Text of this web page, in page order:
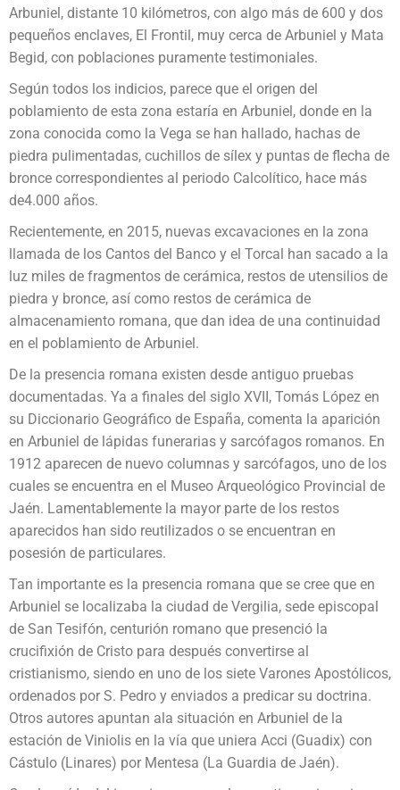
Arbuniel, distante 10 kilómetros, con algo más de 600 y dos
pequeños enclaves, El Frontil, muy cerca de Arbuniel y Mata
Begid, con poblaciones puramente testimoniales.
Según todos los indicios, parece que el origen del
poblamiento de esta zona estaría en Arbuniel, donde en la
zona conocida como la Vega se han hallado, hachas de
piedra pulimentadas, cuchillos de sílex y puntas de flecha de
bronce correspondientes al periodo Calcolítico, hace más
de4.000 años.
Recientemente, en 2015, nuevas excavaciones en la zona
llamada de los Cantos del Banco y el Torcal han sacado a la
luz miles de fragmentos de cerámica, restos de utensilios de
piedra y bronce, así como restos de cerámica de
almacenamiento romana, que dan idea de una continuidad
en el poblamiento de Arbuniel.
De la presencia romana existen desde antiguo pruebas
documentadas. Ya a finales del siglo XVII, Tomás López en
su Diccionario Geográfico de España, comenta la aparición
en Arbuniel de lápidas funerarias y sarcófagos romanos. En
1912 aparecen de nuevo columnas y sarcófagos, uno de los
cuales se encuentra en el Museo Arqueológico Provincial de
Jaén. Lamentablemente la mayor parte de los restos
aparecidos han sido reutilizados o se encuentran en
posesión de particulares.
Tan importante es la presencia romana que se cree que en
Arbuniel se localizaba la ciudad de Vergilia, sede episcopal
de San Tesifón, centurión romano que presenció la
crucifixión de Cristo para después convertirse al
cristianismo, siendo en uno de los siete Varones Apostólicos,
ordenados por S. Pedro y enviados a predicar su doctrina.
Otros autores apuntan ala situación en Arbuniel de la
estación de Viniolis en la vía que uniera Acci (Guadix) con
Cástulo (Linares) por Mentesa (La Guardia de Jaén).